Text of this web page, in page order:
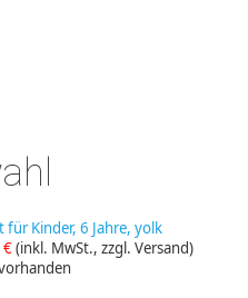
für Kinder, 6 Jahre, yolk
€(inkl. MwSt., zzgl. Versand)